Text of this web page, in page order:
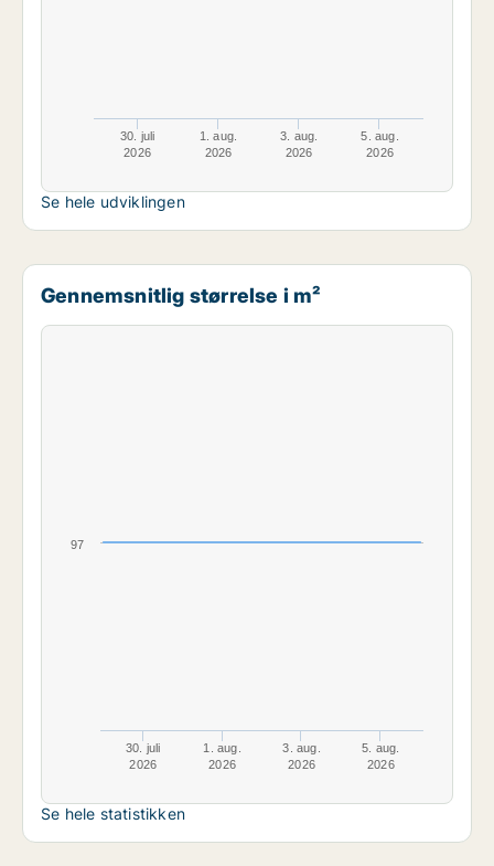
30. juli
2026
1. aug.
2026
3. aug.
2026
5. aug.
2026
Se hele udviklingen
Gennemsnitlig størrelse i m²
30. juli
2026
1. aug.
2026
3. aug.
2026
5. aug.
2026
97
Se hele statistikken